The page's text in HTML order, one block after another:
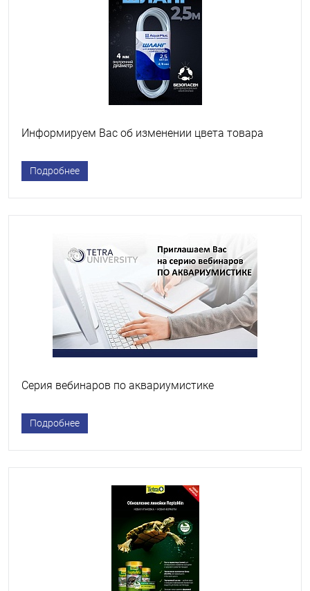
Информируем Вас об изменении цвета товара
Подробнее
Серия вебинаров по аквариумистике
Подробнее